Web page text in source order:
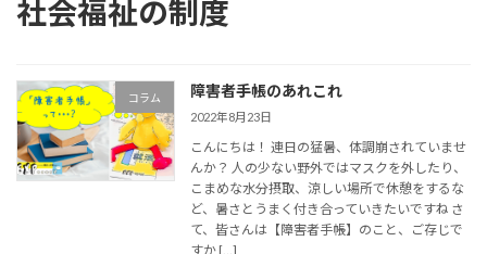
社会福祉の制度
コラム 障害者手帳のあれこれ
2022年8月23日
こんにちは！ 連日の猛暑、体調崩されていませ
んか？ 人の少ない野外ではマスクを外したり、
こまめな水分摂取、涼しい場所で休憩をするな
ど、暑さとうまく付き合っていきたいですね さ
て、皆さんは【障害者手帳】のこと、ご存じで
すか […]